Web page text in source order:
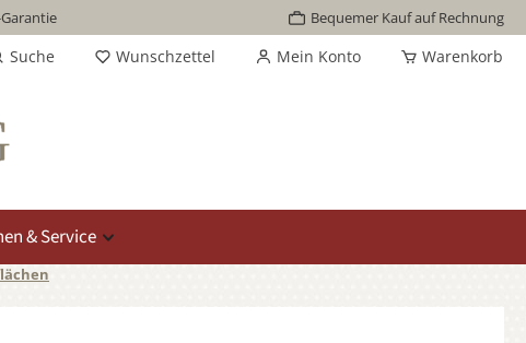
Bequemer Kauf auf Rechnung
Suche Wunschzettel Mein Konto Warenkorb
& Service